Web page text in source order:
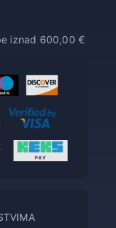
iznad 600,00 €